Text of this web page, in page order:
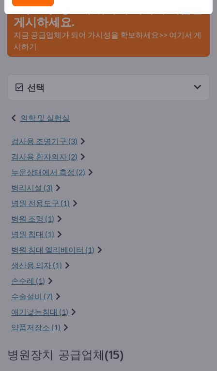
Exportpages에 귀사의 회사와 제품을
게시하세요.
지금 공급업체가 되어 가시성을 확보하세요>> 여기서 게
시하기
선택
의학 및 실험실
검사용 조명기구 (3)
검사용 환자의자 (2)
누운상태에서 측정 (2)
병리시설 (3)
병원 전용도구 (1)
병원 조명 (1)
병원 침대 (1)
병원 침대 엘리베이터 (1)
생산용 의자 (1)
손수레 (1)
수술설비 (7)
애기낳는침대 (1)
약품저장소 (1)
병원장치 공급업체(15)